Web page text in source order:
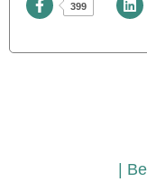
399
| Bel